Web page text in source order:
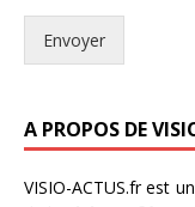
Envoyer
A PROPOS DE
VISIO-ACTUS.frest un